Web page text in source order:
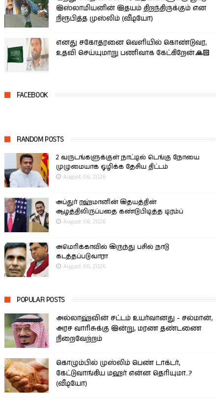
இஸ்லாமியனின் இதயம் திறந்திருக்கும் என
நிரூபித்த முஸ்லிம் (வீடியோ)
எனது சகோதரனை வெளியில் கொண்டுவர,
உதவி செய்யுமாறு பணிவாக கேட்கிறேன்.🙏🏻
FACEBOOK
RANDOM POSTS
2 வருடங்களுக்குள் நாட்டில் டெங்கு நோயை
முழுமையாக ஒழிக்க தேசிய திட்டம்
August 06, 2026
அப்துர் ரஹ்மானின் இதயத்தின்
ஆழத்திலிருப்பதை கண்டுபிடித்த டிரம்ப்
August 06, 2026
அமெரிக்காவில் இருந்து பசில் நாடு
கடத்தப்படுவாரா
August 06, 2026
POPULAR POSTS
அல்லாஹ்வின் சட்டம் உயர்வானது - சல்மான்,
அரச வாரிசுக்கு இன்று, மரண தண்டணை
நிறைவேற்றம்
கொழும்பில் முஸ்லிம் பெண் டாக்டர்,
கேட்டுவாங்கிய மஹர் என்ன தெரியுமா..?
(வீடியோ)